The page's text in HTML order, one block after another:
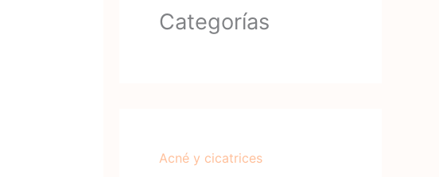
Categorías
Acné y cicatrices